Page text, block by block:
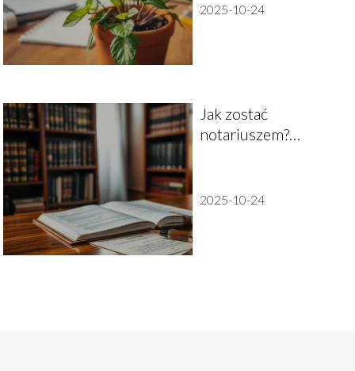
2025-10-24
Jak zostać
notariuszem?
2025-10-24